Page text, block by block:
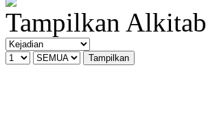
Tampilkan Alkitab